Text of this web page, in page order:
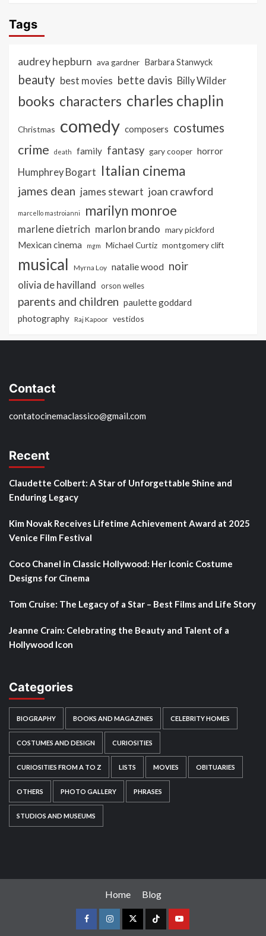
Tags
audrey hepburn ava gardner Barbara Stanwyck
beauty best movies bette davis Billy Wilder
books characters charles chaplin
Christmas comedy composers costumes
crime death family fantasy gary cooper horror
Humphrey Bogart Italian cinema
james dean james stewart joan crawford
marcello mastroianni marilyn monroe
marlene dietrich marlon brando mary pickford
Mexican cinema mgm Michael Curtiz montgomery clift
musical Myrna Loy natalie wood noir
olivia de havilland orson welles
parents and children paulette goddard
photography Raj Kapoor vestidos
Contact
contatocinemaclassico@gmail.com
Recent
Claudette Colbert: A Star of Unforgettable Shine and
Enduring Legacy
Kim Novak Receives Lifetime Achievement Award at 2025
Venice Film Festival
Coco Chanel in Classic Hollywood: Her Iconic Costume
Designs for Cinema
Tom Cruise: The Legacy of a Star – Best Films and Life Story
Jeanne Crain: Celebrating the Beauty and Talent of a
Hollywood Icon
Categories
BIOGRAPHY BOOKS AND MAGAZINES CELEBRITY HOMES
COSTUMES AND DESIGN CURIOSITIES
CURIOSITIES FROM A TO Z LISTS MOVIES OBITUARIES
OTHERS PHOTO GALLERY PHRASES
STUDIOS AND MUSEUMS
Home Blog